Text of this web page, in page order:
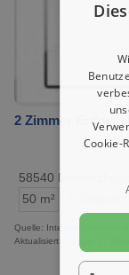
2 Zimmer
58540
50 m²
Quelle: Internet-
Aktualisiert: 2 Tage, 11
Cookie-